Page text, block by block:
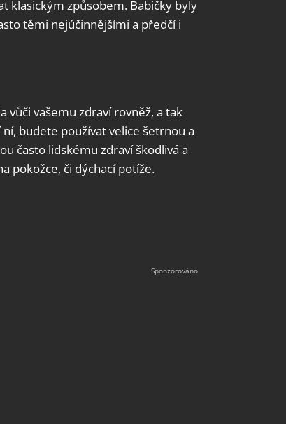
ochrany osobních údajů.
klasickým způsobem. Babičky byly
těmi nejúčinnějšími a předčí i
vůči vašemu zdraví rovněž, a tak
budete používat velice šetrnou a
často lidskému zdraví škodlivá a
pokožce, či dýchací potíže.